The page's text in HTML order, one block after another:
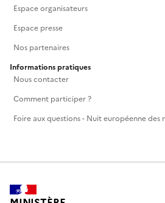
Espace organisateurs
Espace presse
Nos partenaires
Informations pratiques
Nous contacter
Comment participer ?
Foire aux questions - Nuit européenne des